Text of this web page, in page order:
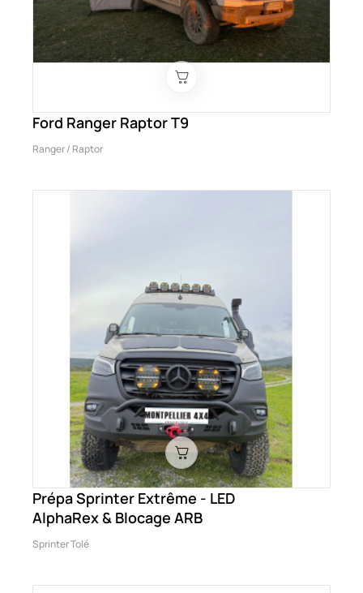
Ford Ranger Raptor T9
Ranger / Raptor
Prépa Sprinter Extrême - LED
AlphaRex & Blocage ARB
Sprinter Tolé